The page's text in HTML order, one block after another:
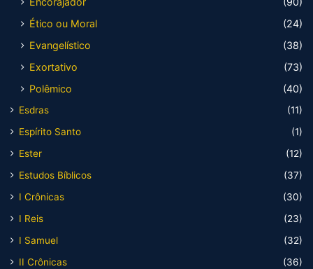
Ético ou Moral
(24)
Evangelístico
(38)
Exortativo
(73)
Polêmico
(40)
Esdras
(11)
Espírito Santo
(1)
Ester
(12)
Estudos Bíblicos
(37)
I Crônicas
(30)
I Reis
(23)
I Samuel
(32)
II Crônicas
(36)